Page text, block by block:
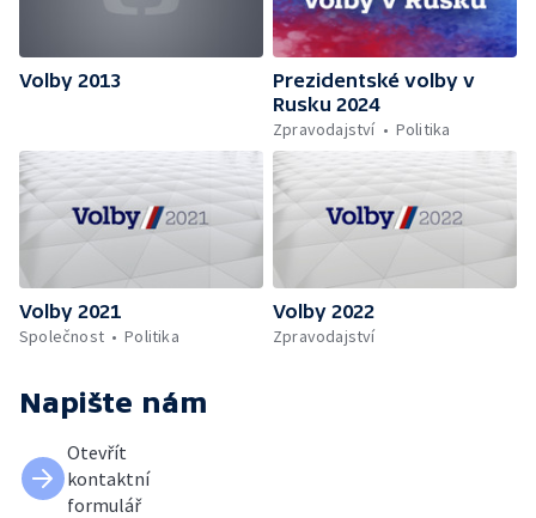
Volby 2013
Prezidentské volby v
Rusku 2024
Zpravodajství
Politika
Volby 2021
Společnost
Politika
Volby 2022
Zpravodajství
Napište nám
Otevřít
kontaktní
formulář